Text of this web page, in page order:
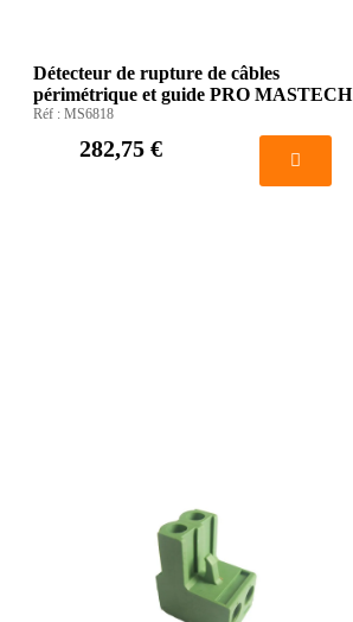
Détecteur de rupture de câbles
périmétrique et guide PRO MASTECH
Réf : MS6818
282,75 €